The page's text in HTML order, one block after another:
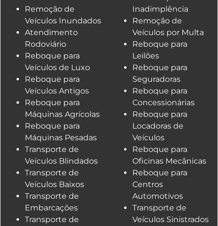
Remoção de
Veículos Inundados
Atendimento
Rodoviário
Reboque para
Veículos de Luxo
Reboque para
Veículos Antigos
Reboque para
Máquinas Agrícolas
Reboque para
Máquinas Pesadas
Transporte de
Veículos Blindados
Transporte de
Veículos Baixos
Transporte de
Embarcações
Transporte de
Inadimplência
Remoção de
Veículos por Multa
Reboque para
Leilões
Reboque para
Seguradoras
Reboque para
Concessionárias
Reboque para
Locadoras de
Veículos
Reboque para
Oficinas Mecânicas
Reboque para
Centros
Automotivos
Transporte de
Veículos Sinistrados